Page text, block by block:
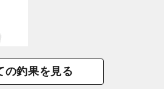
の釣果を見る